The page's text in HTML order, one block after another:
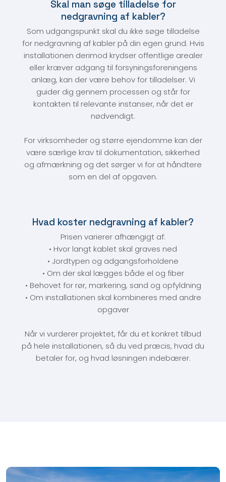
Skal man søge tilladelse for
nedgravning af kabler?
Som udgangspunkt skal du ikke søge tilladelse
for nedgravning af kabler på din egen grund. Hvis
installationen derimod krydser offentlige arealer
eller kræver adgang til forsyningsforeningens
anlæg, kan der være behov for tilladelser. Vi
guider dig gennem processen og står for
kontakten til relevante instanser, når det er
nødvendigt.
For virksomheder og større ejendomme kan der
være særlige krav til dokumentation, sikkerhed
og afmærkning og det sørger vi for at håndtere
som en del af opgaven.
Hvad koster nedgravning af kabler?
Prisen varierer afhængigt af:
• Hvor langt kablet skal graves ned
• Jordtypen og adgangsforholdene
• Om der skal lægges både el og fiber
• Behovet for rør, markering, sand og opfyldning
• Om installationen skal kombineres med andre
opgaver
Når vi vurderer projektet, får du et konkret tilbud
på hele installationen, så du ved præcis, hvad du
betaler for, og hvad løsningen indebærer.